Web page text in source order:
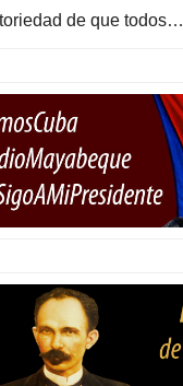
de que todos…